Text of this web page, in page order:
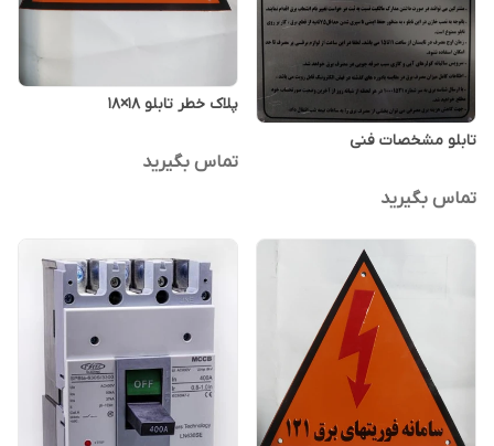
تابلو مشخصات فنی
تماس بگیرید
پلاک خطر تابلو ۱۸×۱۸
تماس بگیرید